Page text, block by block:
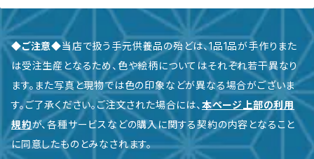
◆ご注意◆当店で扱う手元供養品の殆どは、1品1品が手作りまた
は受注生産となるため、色や絵柄についてはそれぞれ若干異なり
ます。また写真と現物では色の印象などが異なる場合がございま
す。ご了承ください。ご注文された場合には、 本ページ上部の利用
規約が、各種サービスなどの購入に関する契約の内容となること
に同意したものとみなされます。